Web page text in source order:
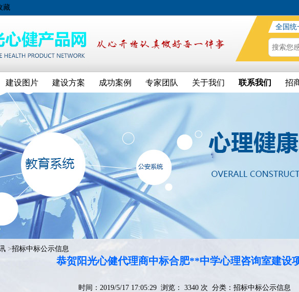
藏
全国统
建设图片 建设方案 成功案例 专家团队 关于我们 联系我们 招
>招标中标公示信息
恭贺阳光心健代理商中标合肥**中学心理咨询室建设
时间：2019/5/17 17:05:29 浏览： 3340 次 分类： 招标中标公示信息